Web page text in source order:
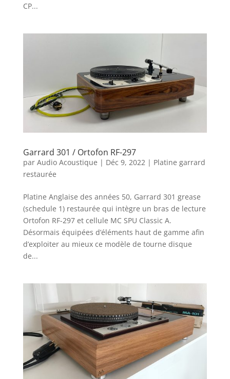
CP...
Garrard 301 / Ortofon RF-297
par Audio Acoustique | Déc 9, 2022| Platine garrard
restaurée
Platine Anglaise des années 50, Garrard 301 grease
(schedule 1) restaurée qui intègre un bras de lecture
Ortofon RF-297 et cellule MC SPU Classic A.
Désormais équipées d’éléments haut de gamme afin
d’exploiter au mieux ce modèle de tourne disque
de...